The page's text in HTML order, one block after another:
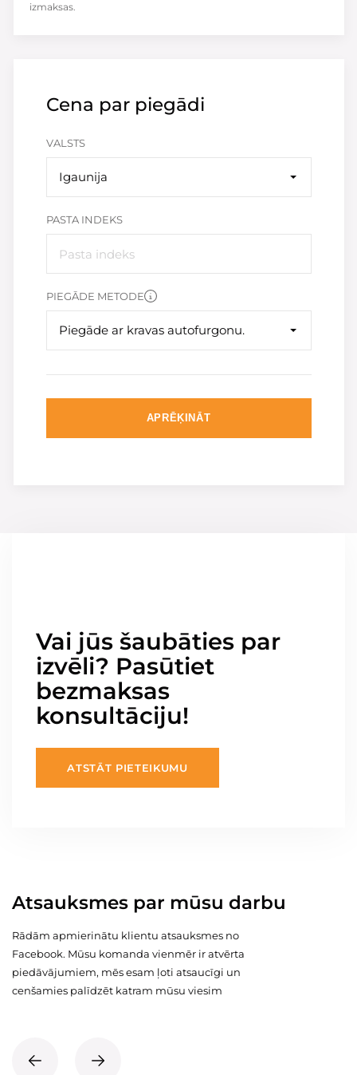
Cena par piegādi
VALSTS
Igaunija
PASTA INDEKS
PIEGĀDE METODE
Piegāde ar kravas autofurgonu.
APRĒĶINĀT
izmaksas.
Vai jūs šaubāties par
izvēli? Pasūtiet
bezmaksas
konsultāciju!
ATSTĀT PIETEIKUMU
Atsauksmes par mūsu darbu
Rādām apmierinātu klientu atsauksmes no
Facebook. Mūsu komanda vienmēr ir atvērta
piedāvājumiem, mēs esam ļoti atsaucīgi un
cenšamies palīdzēt katram mūsu viesim